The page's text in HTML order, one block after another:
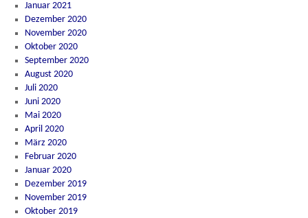
Januar 2021
Dezember 2020
November 2020
Oktober 2020
September 2020
August 2020
Juli 2020
Juni 2020
Mai 2020
April 2020
März 2020
Februar 2020
Januar 2020
Dezember 2019
November 2019
Oktober 2019